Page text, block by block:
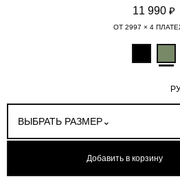
11 990 ₽
ОТ 2997 × 4
ВЫБРАТЬ РАЗМЕР
Добавить в корзину